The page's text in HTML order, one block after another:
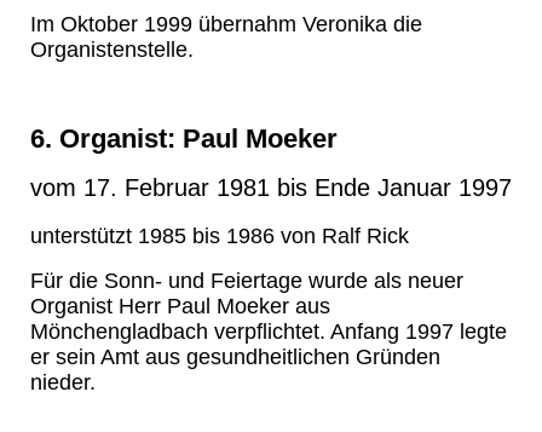
Im Oktober 1999 übernahm Veronika die
Organistenstelle.
6. Organist: Paul Moeker
vom 17. Februar 1981 bis Ende Januar 1997
unterstützt 1985 bis 1986 von Ralf Rick
Für die Sonn- und Feiertage wurde als neuer
Organist Herr Paul Moeker aus
Mönchengladbach verpflichtet. Anfang 1997 legte
er sein Amt aus gesundheitlichen Gründen
nieder.